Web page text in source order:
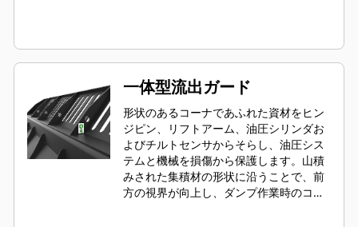
一体型流出ガード
形状のあるコーナであふれた資材をヒン
ジピン、リフトアーム、油圧シリンダお
よびチルトセンサからそらし、油圧シス
テムと機械を損傷から保護します。山積
みされた集積材の形状に沿うことで、前
方の視界が向上し、ダンプ作業時のコー